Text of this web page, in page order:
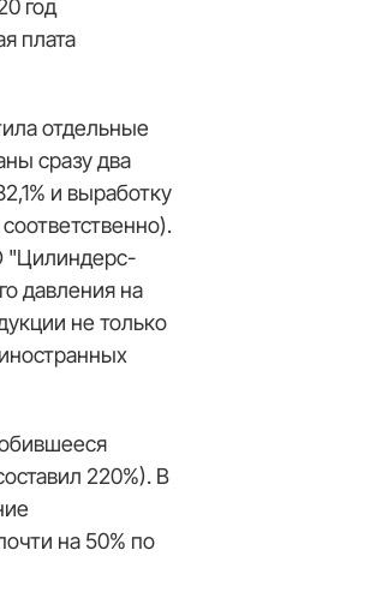
год
плата
отдельные
сразу два
и выработку
"Цилиндерс-
давления на
не только
220%). В
на 50% по